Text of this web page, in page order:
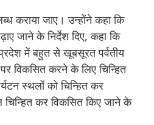
कराया जाए। उन्होंने कहा कि
जाने के निर्देश दिए, कहा कि
में बहुत से खूबसूरत पर्वतीय
विकसित करने के लिए चिन्हित
स्थलों को चिन्हित कर
कर विकसित किए जाने के